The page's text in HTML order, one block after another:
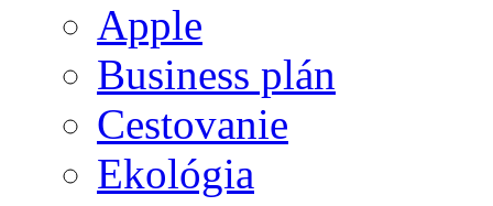
Apple
Business plán
Cestovanie
Ekológia